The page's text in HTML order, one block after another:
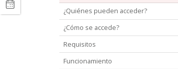
¿Quiénes pueden acceder?
¿Cómo se accede?
Requisitos
Funcionamiento